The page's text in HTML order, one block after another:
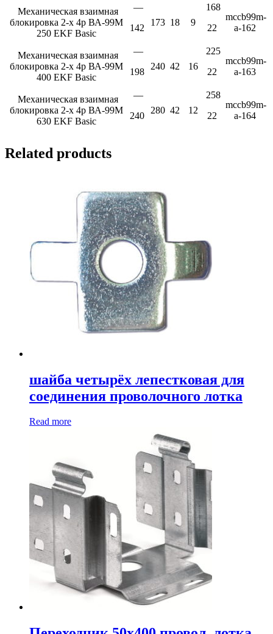
Механическая взаимная
блокировка 2-х 4р ВА-99М
250 EKF Basic
—
142
173 18 9
168
22
mccb99m-
a-162
Механическая взаимная
блокировка 2-х 4р ВА-99М
400 EKF Basic
—
198
240 42 16
225
22
mccb99m-
a-163
Механическая взаимная
блокировка 2-х 4р ВА-99М
630 EKF Basic
—
240
280 42 12
258
22
mccb99m-
a-164
Related products
шайба четырёх лепестковая для
соединения проволочного лотка
Read more